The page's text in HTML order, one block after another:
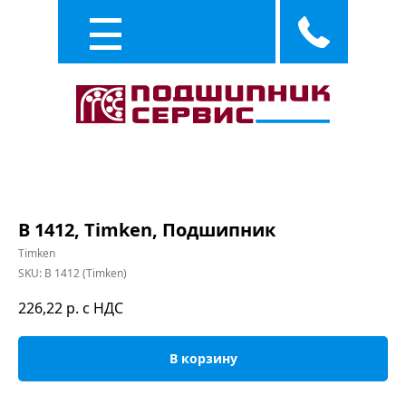
B 1412, Timken, Подшипник
Timken
SKU: B 1412 (Timken)
226,22 р. с НДС
В корзину